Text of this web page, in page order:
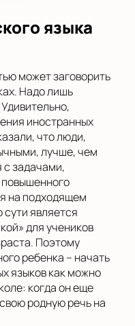
языка
может заговорить
Надо лишь
иностранных
что люди,
лучше, чем
с задачами,
на подходящем
сути является
для учеников
Поэтому
ребенка – начать
языков как можно
когда он еще
родную речь на